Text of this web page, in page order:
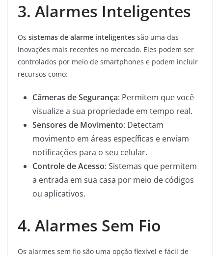
3. Alarmes Inteligentes
Os sistemas de alarme inteligentes são uma das
inovações mais recentes no mercado. Eles podem ser
controlados por meio de smartphones e podem incluir
recursos como:
Câmeras de Segurança: Permitem que você
visualize a sua propriedade em tempo real.
Sensores de Movimento: Detectam
movimento em áreas específicas e enviam
notificações para o seu celular.
Controle de Acesso: Sistemas que permitem
a entrada em sua casa por meio de códigos
ou aplicativos.
4. Alarmes Sem Fio
Os alarmes sem fio são uma opção flexível e fácil de